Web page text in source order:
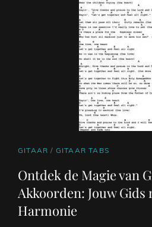
CAT
GITAAR / GITAAR TABS
Ontdek de Magie van
Akkoorden: Jouw Gids
Harmonie